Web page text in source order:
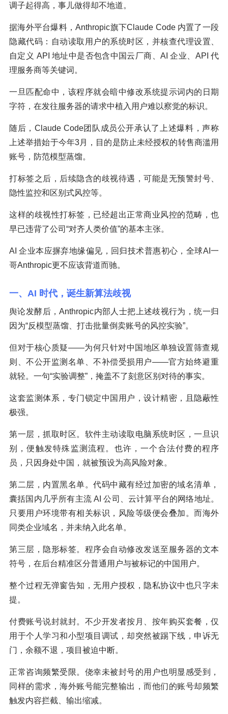
调子起得高，事儿做得却不地道。
据海外平台爆料，Anthropic旗下Claude Code 内置了一段
隐藏代码：自动读取用户的系统时区，并核查代理设置、
自定义 API 地址中是否包含中国云厂商、AI 企业、API 代
理服务商等关键词。
一旦匹配命中，该程序就会暗中修改系统提示词内的日期
字符，在发往服务器的请求中植入用户难以察觉的标识。
随后，Claude Code团队成员公开承认了上述爆料，声称
上述举措始于今年3月，目的是防止未经授权的转售商滥用
账号，防范模型蒸馏。
打标签之后，后续隐含的歧视待遇，可能是无预警封号、
隐性监控和区别式风控等。
这样的歧视性打标签，已经超出正常商业风控的范畴，也
早已违背了公司“对齐人类价值”的基本主张。
AI 企业本应摒弃地缘偏见，回归技术普惠初心，全球AI一
哥Anthropic更不应该背道而驰。
一、AI 时代，诞生新算法歧视
舆论发酵后，Anthropic内部人士把上述歧视行为，统一归
因为“反模型蒸馏、打击批量倒卖账号的风控实验”。
但对于核心质疑——为何只针对中国地区单独设置筛查规
则、不公开监测名单、不补偿受损用户——官方始终避重
就轻。一句“实验调整”，掩盖不了刻意区别对待的事实。
这套监测体系，专门锁定中国用户，设计精密，且隐蔽性
极强。
第一层，抓取时区。软件主动读取电脑系统时区，一旦识
别，便触发特殊监测流程。也许，一个合法付费的程序
员，只因身处中国，就被预设为高风险对象。
第二层，内置黑名单。代码中藏有经过加密的域名清单，
囊括国内几乎所有主流 AI 公司、云计算平台的网络地址。
只要用户环境带有相关标识，风险等级便会叠加。而海外
同类企业域名，并未纳入此名单。
第三层，隐形标签。程序会自动修改发送至服务器的文本
符号，在后台精准区分普通用户与被标记的中国用户。
整个过程无弹窗告知，无用户授权，隐私协议中也只字未
提。
付费账号说封就封。不少开发者按月、按年购买套餐，仅
用于个人学习和小型项目调试，却突然被踢下线，申诉无
门，余额不退，项目被迫中断。
正常咨询频繁受限。侥幸未被封号的用户也明显感受到，
同样的需求，海外账号能完整输出，而他们的账号却频繁
触发内容拦截、输出缩减。